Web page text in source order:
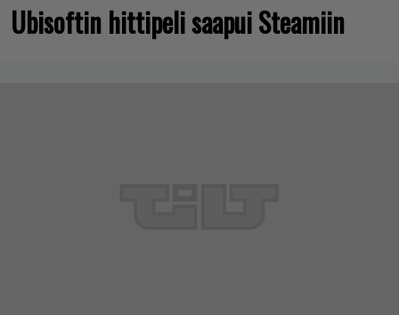
Ubisoftin hittipeli saapui Steamiin